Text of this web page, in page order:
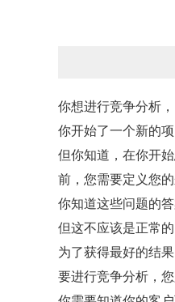
你想进行竞争分析
你开始了一个新的
但你知道，在你开
前，您需要定义您的
你知道这些问题的
但这不应该是正常
为了获得最好的结
要进行竞争分析，